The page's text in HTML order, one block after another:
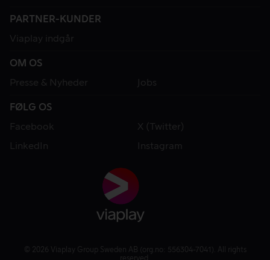
PARTNER-KUNDER
Viaplay indgår
OM OS
Presse & Nyheder
Jobs
FØLG OS
Facebook
X (Twitter)
LinkedIn
Instagram
© 2026 Viaplay Group Sweden AB (org.no: 556304-7041). All rights
reserved.